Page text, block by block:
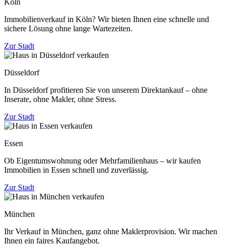
Immobilienverkauf in Köln? Wir bieten Ihnen eine schnelle und
sichere Lösung ohne lange Wartezeiten.
Zur Stadt
Düsseldorf
In Düsseldorf profitieren Sie von unserem Direktankauf – ohne
Inserate, ohne Makler, ohne Stress.
Zur Stadt
Essen
Ob Eigentumswohnung oder Mehrfamilienhaus – wir kaufen
Immobilien in Essen schnell und zuverlässig.
Zur Stadt
München
Ihr Verkauf in München, ganz ohne Maklerprovision. Wir machen
Ihnen ein faires Kaufangebot.